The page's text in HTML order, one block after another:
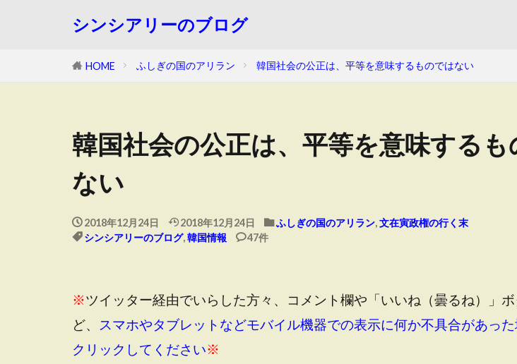
シンシアリーのブログ
HOME ふしぎの国のアリラン 韓国社会の公正は、平等を意味するものではない
韓国社会の公正は、平等を意味するも
ない
2018年12月24日 2018年12月24日 ふしぎの国のアリラン,文在寅政権の行く末
シンシアリーのブログ,韓国情報 47件
※ツイッター経由でいらした方々、コメント欄や「いいね（曇るね）」
ど、
スマホやタブレットなどモバイル機器での表示に何か不具合があっ
クリックしてください※